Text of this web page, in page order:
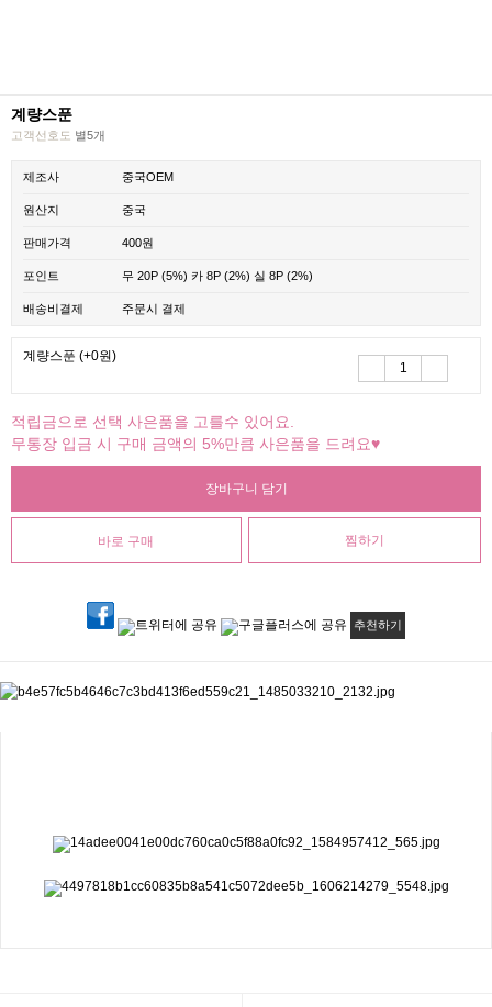
계량스푼
고객선호도 별5개
제조사 중국OEM
원산지 중국
판매가격 400원
포인트 무 20P (5%) 카 8P (2%) 실 8P (2%)
배송비결제 주문시 결제
계량스푼 (+0원)
적립금으로 선택 사은품을 고를수 있어요.
무통장 입금 시 구매 금액의 5%만큼 사은품을 드려요♥
찜하기
추천하기